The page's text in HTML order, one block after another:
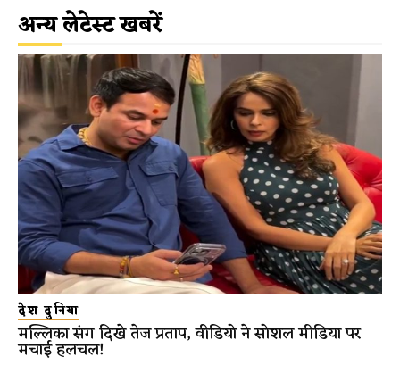
अन्य लेटेस्ट खबरें
देश दुनिया
मल्लिका संग दिखे तेज प्रताप, वीडियो ने सोशल मीडिया पर
मचाई हलचल!